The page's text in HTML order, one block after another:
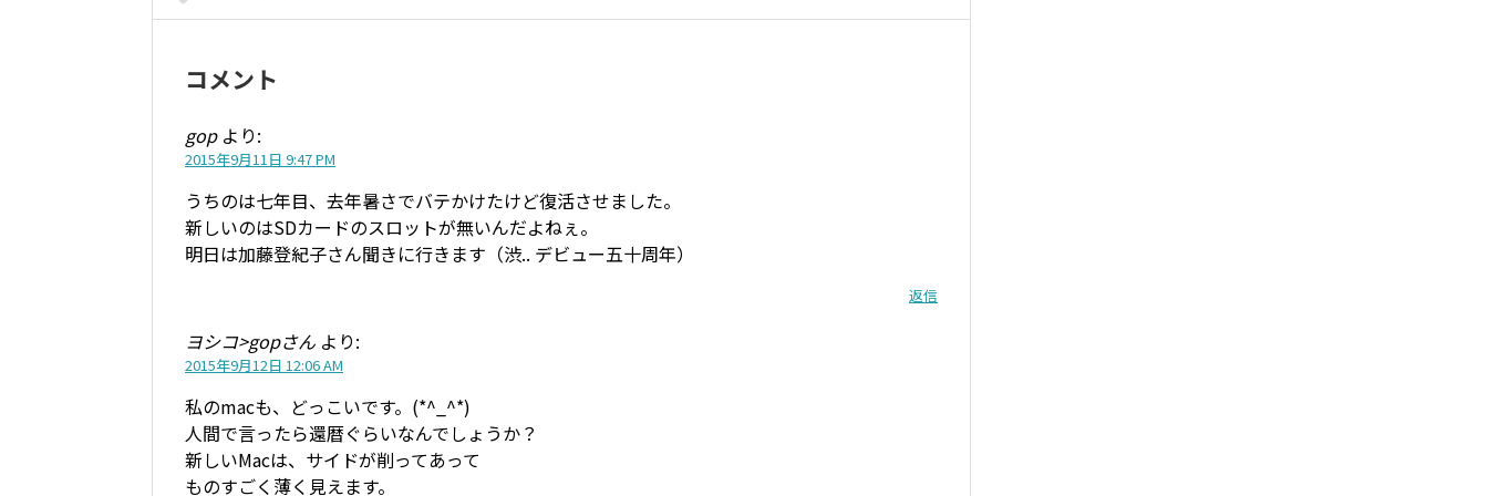
コメント
gop より:
2015年9月11日 9:47 PM
うちのは七年目、去年暑さでバテかけたけど復活させました。
新しいのはSDカードのスロットが無いんだよねぇ。
明日は加藤登紀子さん聞きに行きます（渋.. デビュー五十周年）
返信
ヨシコ>gopさん より:
2015年9月12日 12:06 AM
私のmacも、どっこいです。(*^_^*)
人間で言ったら還暦ぐらいなんでしょうか？
新しいMacは、サイドが削ってあって
ものすごく薄く見えます。